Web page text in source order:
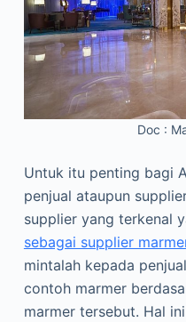
Doc :
Untuk itu penting bagi
penjual ataupun
supplier yang terkenal
sebagai supplier
mintalah kepada
contoh marmer
marmer tersebut. Hal